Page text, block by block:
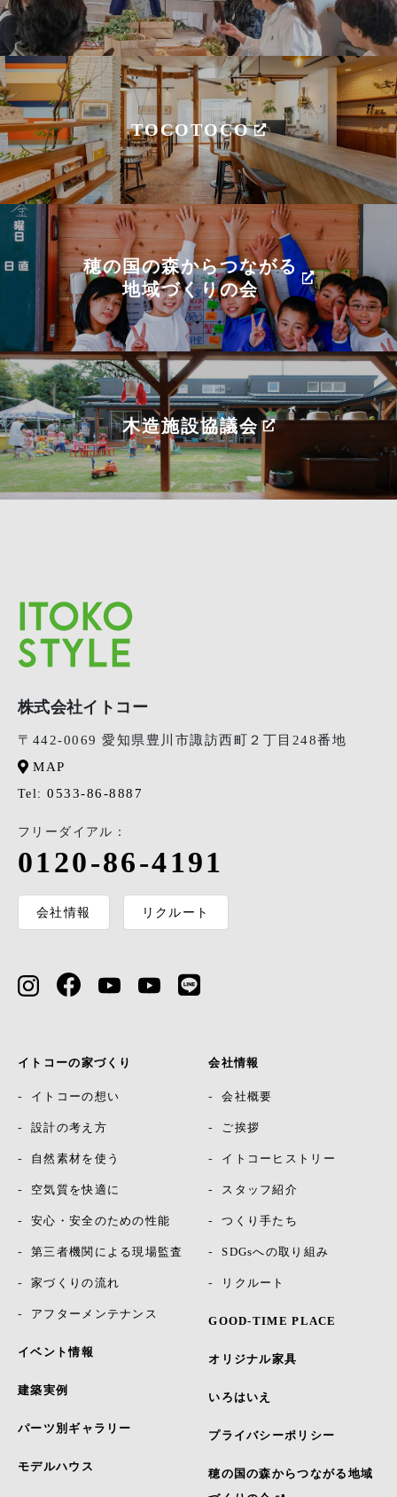
TOCOTOCO
穂の国の森からつながる
地域づくりの会
木造施設協議会
株式会社イトコー
〒442-0069 愛知県豊川市諏訪西町２丁目248番地
MAP
Tel: 0533-86-8887
フリーダイアル：
0120-86-4191
会社情報 リクルート
イトコーの家づくり
イトコーの想い
設計の考え方
自然素材を使う
空気質を快適に
安心・安全のための性能
第三者機関による現場監査
家づくりの流れ
アフターメンテナンス
イベント情報
建築実例
パーツ別ギャラリー
モデルハウス
会社情報
会社概要
ご挨拶
イトコーヒストリー
スタッフ紹介
つくり手たち
SDGsへの取り組み
リクルート
GOOD-TIME PLACE
オリジナル家具
いろはいえ
プライバシーポリシー
穂の国の森からつながる地域